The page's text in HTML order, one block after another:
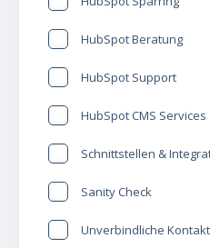
HubSpot Beratung
HubSpot Support
HubSpot CMS Services
Schnittstellen &
Sanity Check
Unverbindliche